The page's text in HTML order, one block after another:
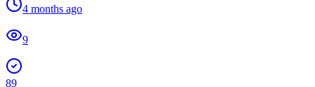
4 months ago
9
89